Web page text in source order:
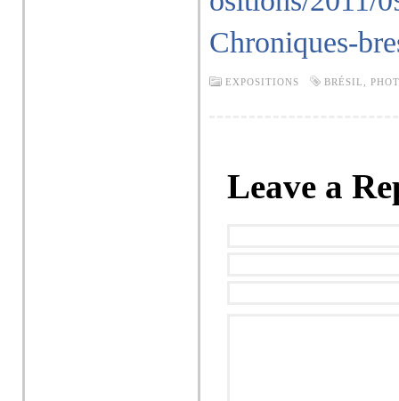
Chroniques-
EXPOSITIONS BRÉSIL
Leave a